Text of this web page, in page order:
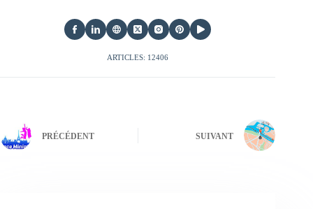
ARTICLES: 12406
PRÉCÉDENT SUIVANT